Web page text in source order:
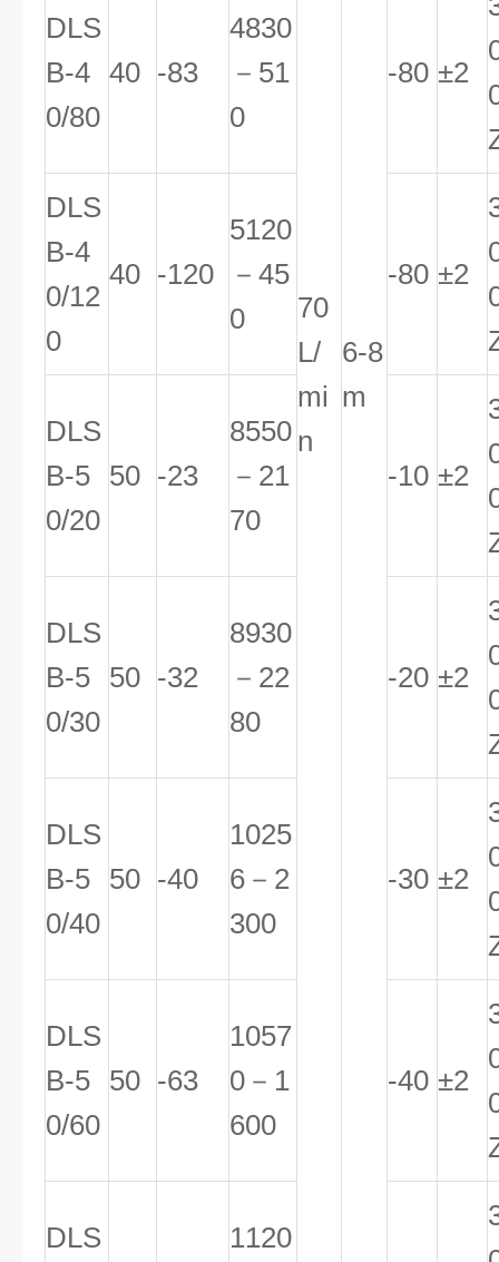
70
L/
mi
n
6-8
m
DLS
B-4
0/80
40 -83
4830
－51
0
-80 ±2
DLS
B-4
0/12
0
40 -120
5120
－45
0
-80 ±2
DLS
B-5
0/20
50 -23
8550
－21
70
-10 ±2
DLS
B-5
0/30
50 -32
8930
－22
80
-20 ±2
DLS
B-5
0/40
50 -40
1025
6－2
300
-30 ±2
DLS
B-5
0/60
50 -63
1057
0－1
600
-40 ±2
DLS 1120